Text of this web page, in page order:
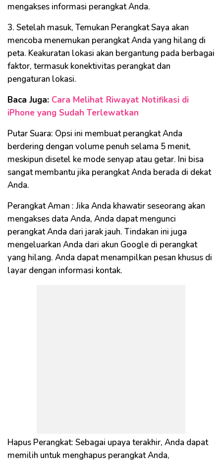
mengakses informasi perangkat Anda.
3. Setelah masuk, Temukan Perangkat Saya akan
mencoba menemukan perangkat Anda yang hilang di
peta. Keakuratan lokasi akan bergantung pada berbagai
faktor, termasuk konektivitas perangkat dan
pengaturan lokasi.
Baca Juga: Cara Melihat Riwayat Notifikasi di
iPhone yang Sudah Terlewatkan
Putar Suara: Opsi ini membuat perangkat Anda
berdering dengan volume penuh selama 5 menit,
meskipun disetel ke mode senyap atau getar. Ini bisa
sangat membantu jika perangkat Anda berada di dekat
Anda.
Perangkat Aman : Jika Anda khawatir seseorang akan
mengakses data Anda, Anda dapat mengunci
perangkat Anda dari jarak jauh. Tindakan ini juga
mengeluarkan Anda dari akun Google di perangkat
yang hilang. Anda dapat menampilkan pesan khusus di
layar dengan informasi kontak.
Hapus Perangkat: Sebagai upaya terakhir, Anda dapat
memilih untuk menghapus perangkat Anda,